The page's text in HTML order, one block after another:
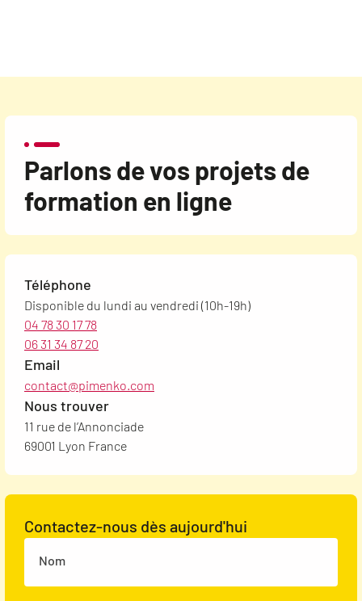
Parlons de vos projets de
formation en ligne
Téléphone
Disponible du lundi au vendredi (10h-19h)
04 78 30 17 78
06 31 34 87 20
Email
contact@pimenko.com
Nous trouver
11 rue de l’Annonciade
69001 Lyon France
Contactez-nous dès aujourd'hui
Nom